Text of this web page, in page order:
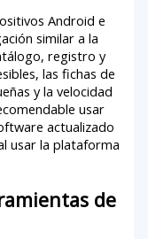
Android e
similar a la
registro y
las fichas de
y la velocidad
usar
actualizado
usar la plataforma
de